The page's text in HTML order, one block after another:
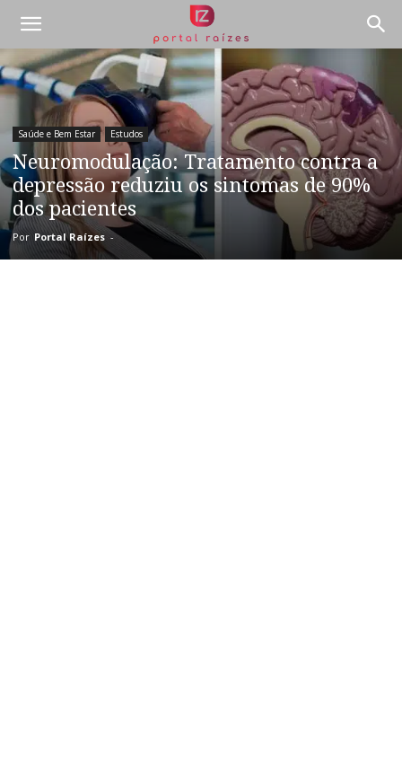
Saúde e Bem Estar Estudos
Neuromodulação: Tratamento contra a
depressão reduziu os sintomas de 90%
dos pacientes
Por Portal Raízes -